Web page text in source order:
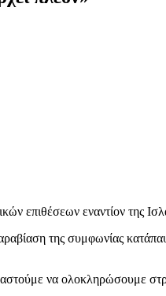
επιθέσεων εναντίον της
της συμφωνίας
να ολοκληρώσουμε